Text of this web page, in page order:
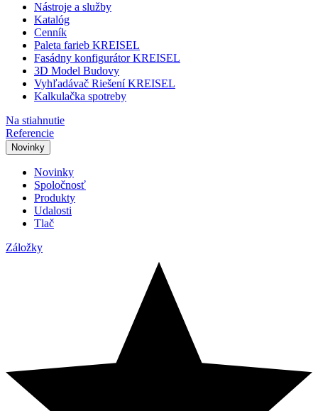
Nástroje a služby
Katalóg
Cenník
Paleta farieb KREISEL
Fasádny konfigurátor KREISEL
3D Model Budovy
Vyhľadávač Riešení KREISEL
Kalkulačka spotreby
Na stiahnutie
Referencie
Novinky
Novinky
Spoločnosť
Produkty
Udalosti
Tlač
Záložky